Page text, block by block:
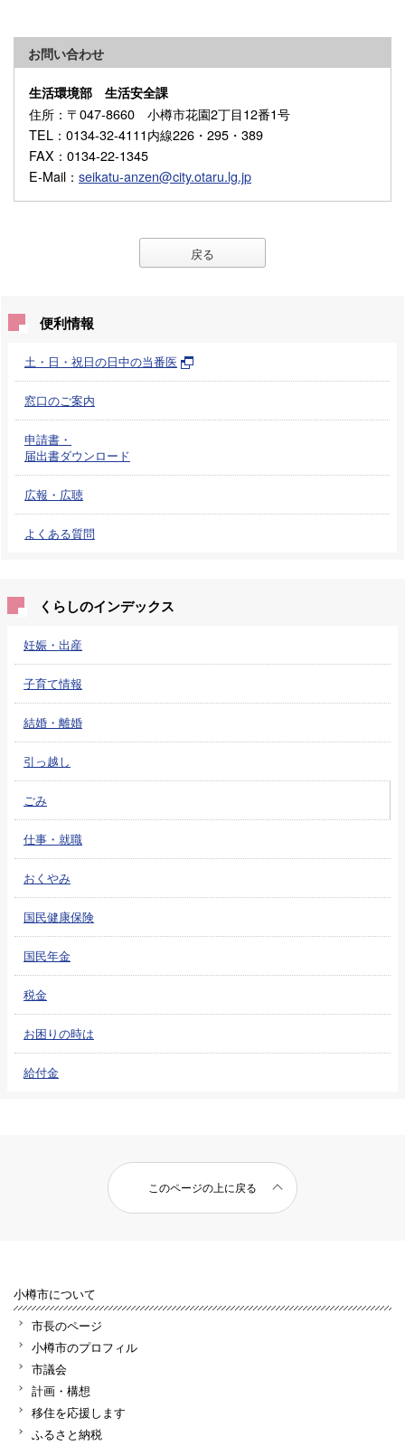
お問い合わせ
生活環境部 生活安全課
住所 ：〒047-8660 小樽市花園2丁目12番1号
TEL ：0134-32-4111内線226・295・389
FAX ：0134-22-1345
E-Mail ： seikatu-anzen@city.otaru.lg.jp
戻る
便利情報
土・日・祝日の日中の当番医
窓口のご案内
申請書・
届出書ダウンロード
広報・広聴
よくある質問
くらしのインデックス
妊娠・出産
子育て情報
結婚・離婚
引っ越し
ごみ
仕事・就職
おくやみ
国民健康保険
国民年金
税金
お困りの時は
給付金
このページの上に戻る
小樽市について
市長のページ
小樽市のプロフィル
市議会
計画・構想
移住を応援します
ふるさと納税